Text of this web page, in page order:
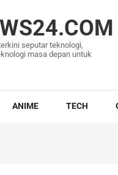
seputar teknologi,
masa depan untuk
ANIME TECH